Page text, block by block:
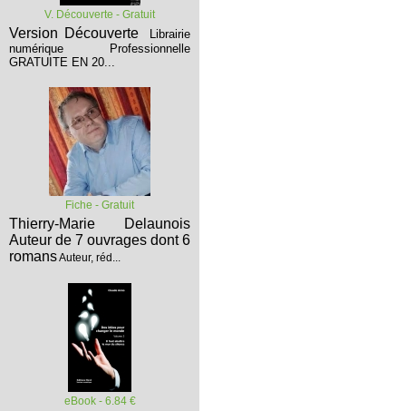
V. Découverte - Gratuit
Version Découverte
Librairie
numérique Professionnelle
GRATUITE EN 20...
Fiche - Gratuit
Thierry-Marie Delaunois
Auteur de 7 ouvrages dont 6
romansAuteur, réd...
eBook - 6.84 €